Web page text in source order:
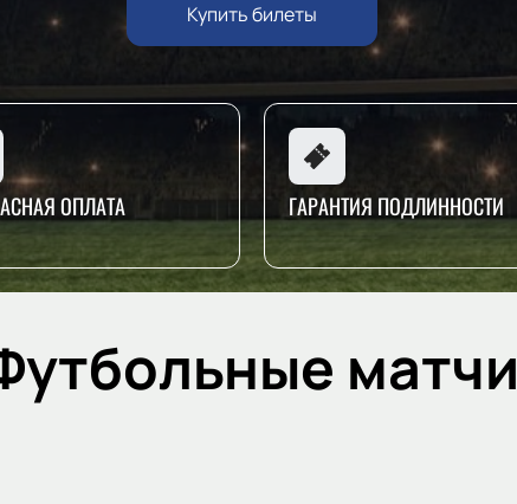
Купить билеты
ОПЛАТА ГАРАНТИЯ ПОДЛИННОСТИ